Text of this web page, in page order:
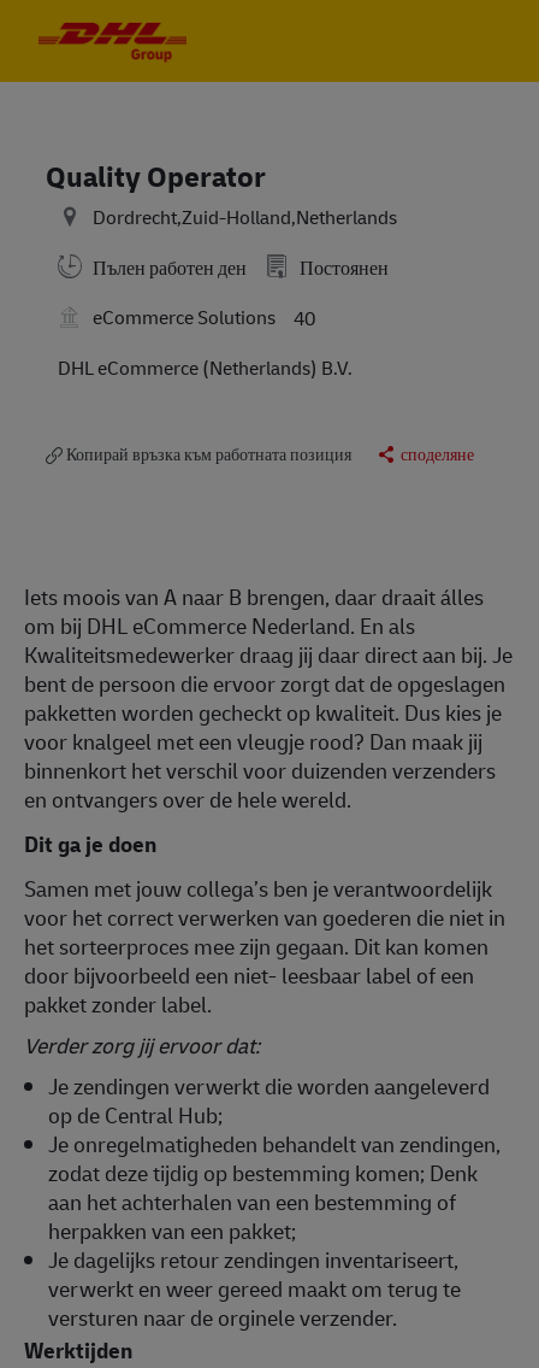
Quality Operator
Dordrecht,Zuid-Holland,Netherlands
Пълен работен ден
Постоянен
eCommerce Solutions
40
DHL eCommerce (Netherlands) B.V.
Копирай връзка към работната позиция споделяне
Iets moois van A naar B brengen, daar draait álles
om bij DHL eCommerce Nederland. En als
Kwaliteitsmedewerker draag jij daar direct aan bij. Je
bent de persoon die ervoor zorgt dat de opgeslagen
pakketten worden gecheckt op kwaliteit. Dus kies je
voor knalgeel met een vleugje rood? Dan maak jij
binnenkort het verschil voor duizenden verzenders
en ontvangers over de hele wereld.
Dit ga je doen
Samen met jouw collega’s ben je verantwoordelijk
voor het correct verwerken van goederen die niet in
het sorteerproces mee zijn gegaan. Dit kan komen
door bijvoorbeeld een niet- leesbaar label of een
pakket zonder label.
Verder zorg jij ervoor dat:
Je zendingen verwerkt die worden aangeleverd
op de Central Hub;
Je onregelmatigheden behandelt van zendingen,
zodat deze tijdig op bestemming komen; Denk
aan het achterhalen van een bestemming of
herpakken van een pakket;
Je dagelijks retour zendingen inventariseert,
verwerkt en weer gereed maakt om terug te
versturen naar de orginele verzender.
Werktijden